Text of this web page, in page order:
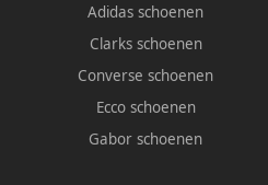
Adidas schoenen
Clarks schoenen
Converse schoenen
Ecco schoenen
Gabor schoenen